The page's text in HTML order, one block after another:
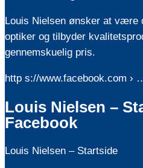
Louis Nielsen ønsker at være
optiker og tilbyder
gennemskuelig pris.
http s://www.facebook.com ›
Louis Nielsen –
Facebook
Louis Nielsen – Startside